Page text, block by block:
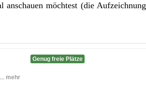
möchtest (die